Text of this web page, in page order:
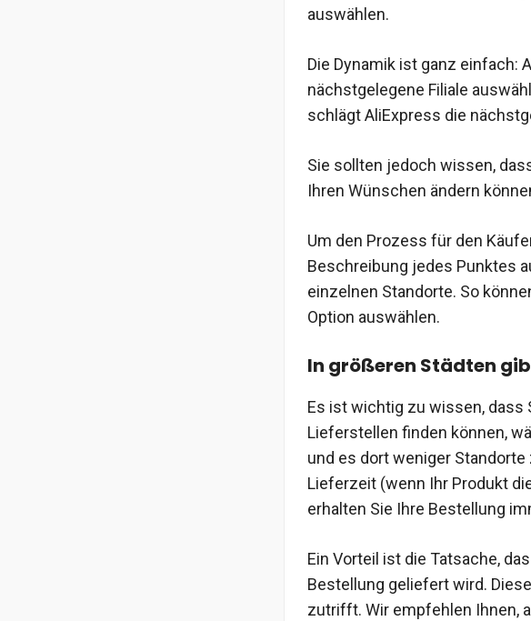
auswählen.
Die Dynamik ist ganz einfach:
nächstgelegene Filiale
schlägt AliExpress die
Sie sollten jedoch wissen,
Ihren Wünschen ändern
Um den Prozess für den
Beschreibung jedes Punktes
einzelnen Standorte. So
Option auswählen.
In größeren Städten
Es ist wichtig zu wissen, dass
Lieferstellen finden können,
und es dort weniger
Lieferzeit (wenn Ihr Produkt
erhalten Sie Ihre Bestellung
Ein Vorteil ist die Tatsache,
Bestellung geliefert wird.
zutrifft. Wir empfehlen Ihnen,